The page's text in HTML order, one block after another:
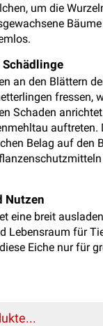
um die
an den Blättern
fressen,
Schaden
auftreten.
Belag auf den
Nutzen
eine breit
Lebensraum für
Eiche nur für